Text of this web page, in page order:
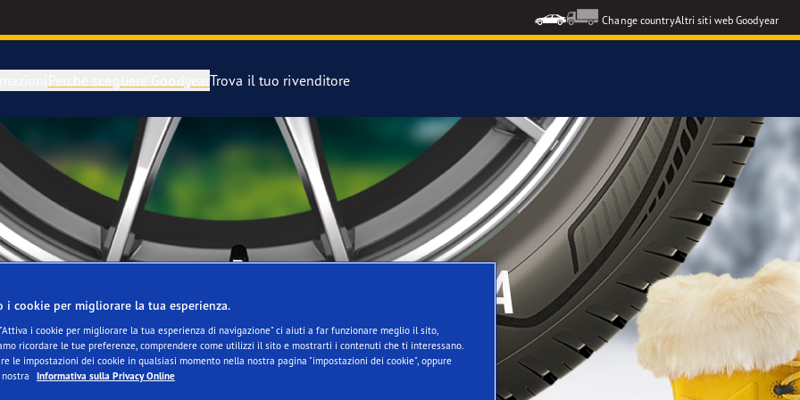
Change countryAltri siti web Goodyear
di un pneumatici sgonfio
di scorta
Perché scegliere Goodyear
Blimp
RACING
Trova il tuo rivenditore
È ADATTO A
i cookie per migliorare la tua esperienza.
i cookie per migliorare la tua esperienza di navigazione" ci aiuti a far funzionare meglio il sito,
ricordare le tue preferenze, comprendere come utilizzi il sito e mostrarti i contenuti che ti interessano.
le impostazioni dei cookie in qualsiasi momento nella nostra pagina "impostazioni dei cookie", oppure
Informativa sulla Privacy Online